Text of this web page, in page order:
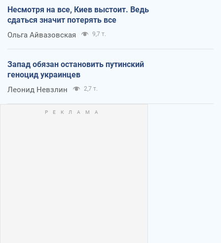
Несмотря на все, Киев выстоит. Ведь
сдаться значит потерять все
Ольга Айвазовская 9,7 т.
Запад обязан остановить путинский
геноцид украинцев
Леонид Невзлин 2,7 т.